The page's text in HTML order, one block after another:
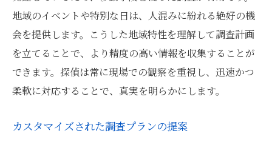
地域のイベントや特別な日は、人混みに紛れる絶好の機
会を提供します。こうした地域特性を理解して調査計画
を立てることで、より精度の高い情報を収集することが
できます。探偵は常に現場での観察を重視し、迅速かつ
柔軟に対応することで、真実を明らかにします。
カスタマイズされた調査プランの提案